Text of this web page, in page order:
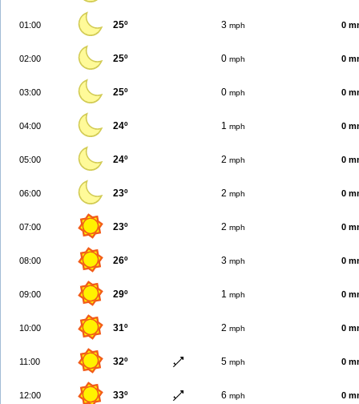
01:00 25º 3 mph 0
02:00 25º 0 mph 0
03:00 25º 0 mph 0
04:00 24º 1 mph 0
05:00 24º 2 mph 0
06:00 23º 2 mph 0
07:00 23º 2 mph 0
08:00 26º 3 mph 0
09:00 29º 1 mph 0
10:00 31º 2 mph 0
11:00 32º 5 mph 0
12:00 33º 6 mph 0